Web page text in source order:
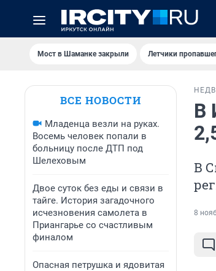
Мост в Шаманке закрыли Летчики
ВСЕ НОВОСТИ
Младенца везли на руках.
Восемь человек попали в
больницу после ДТП под
Шелеховым
Двое суток без еды и связи в
тайге. История загадочного
исчезновения самолета в
Приангарье со счастливым
финалом
Опасная петрушка и ядовитая
В
В
8